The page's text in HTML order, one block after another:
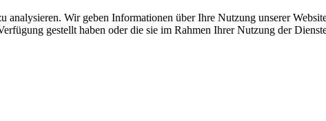
Wir geben Informationen über Ihre Nutzung unserer
gestellt haben oder die sie im Rahmen Ihrer Nutzung der